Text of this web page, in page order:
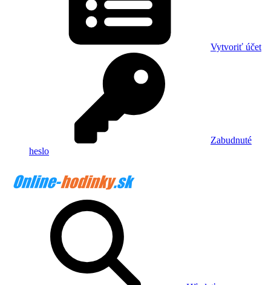
Vytvoriť účet
Zabudnuté
heslo